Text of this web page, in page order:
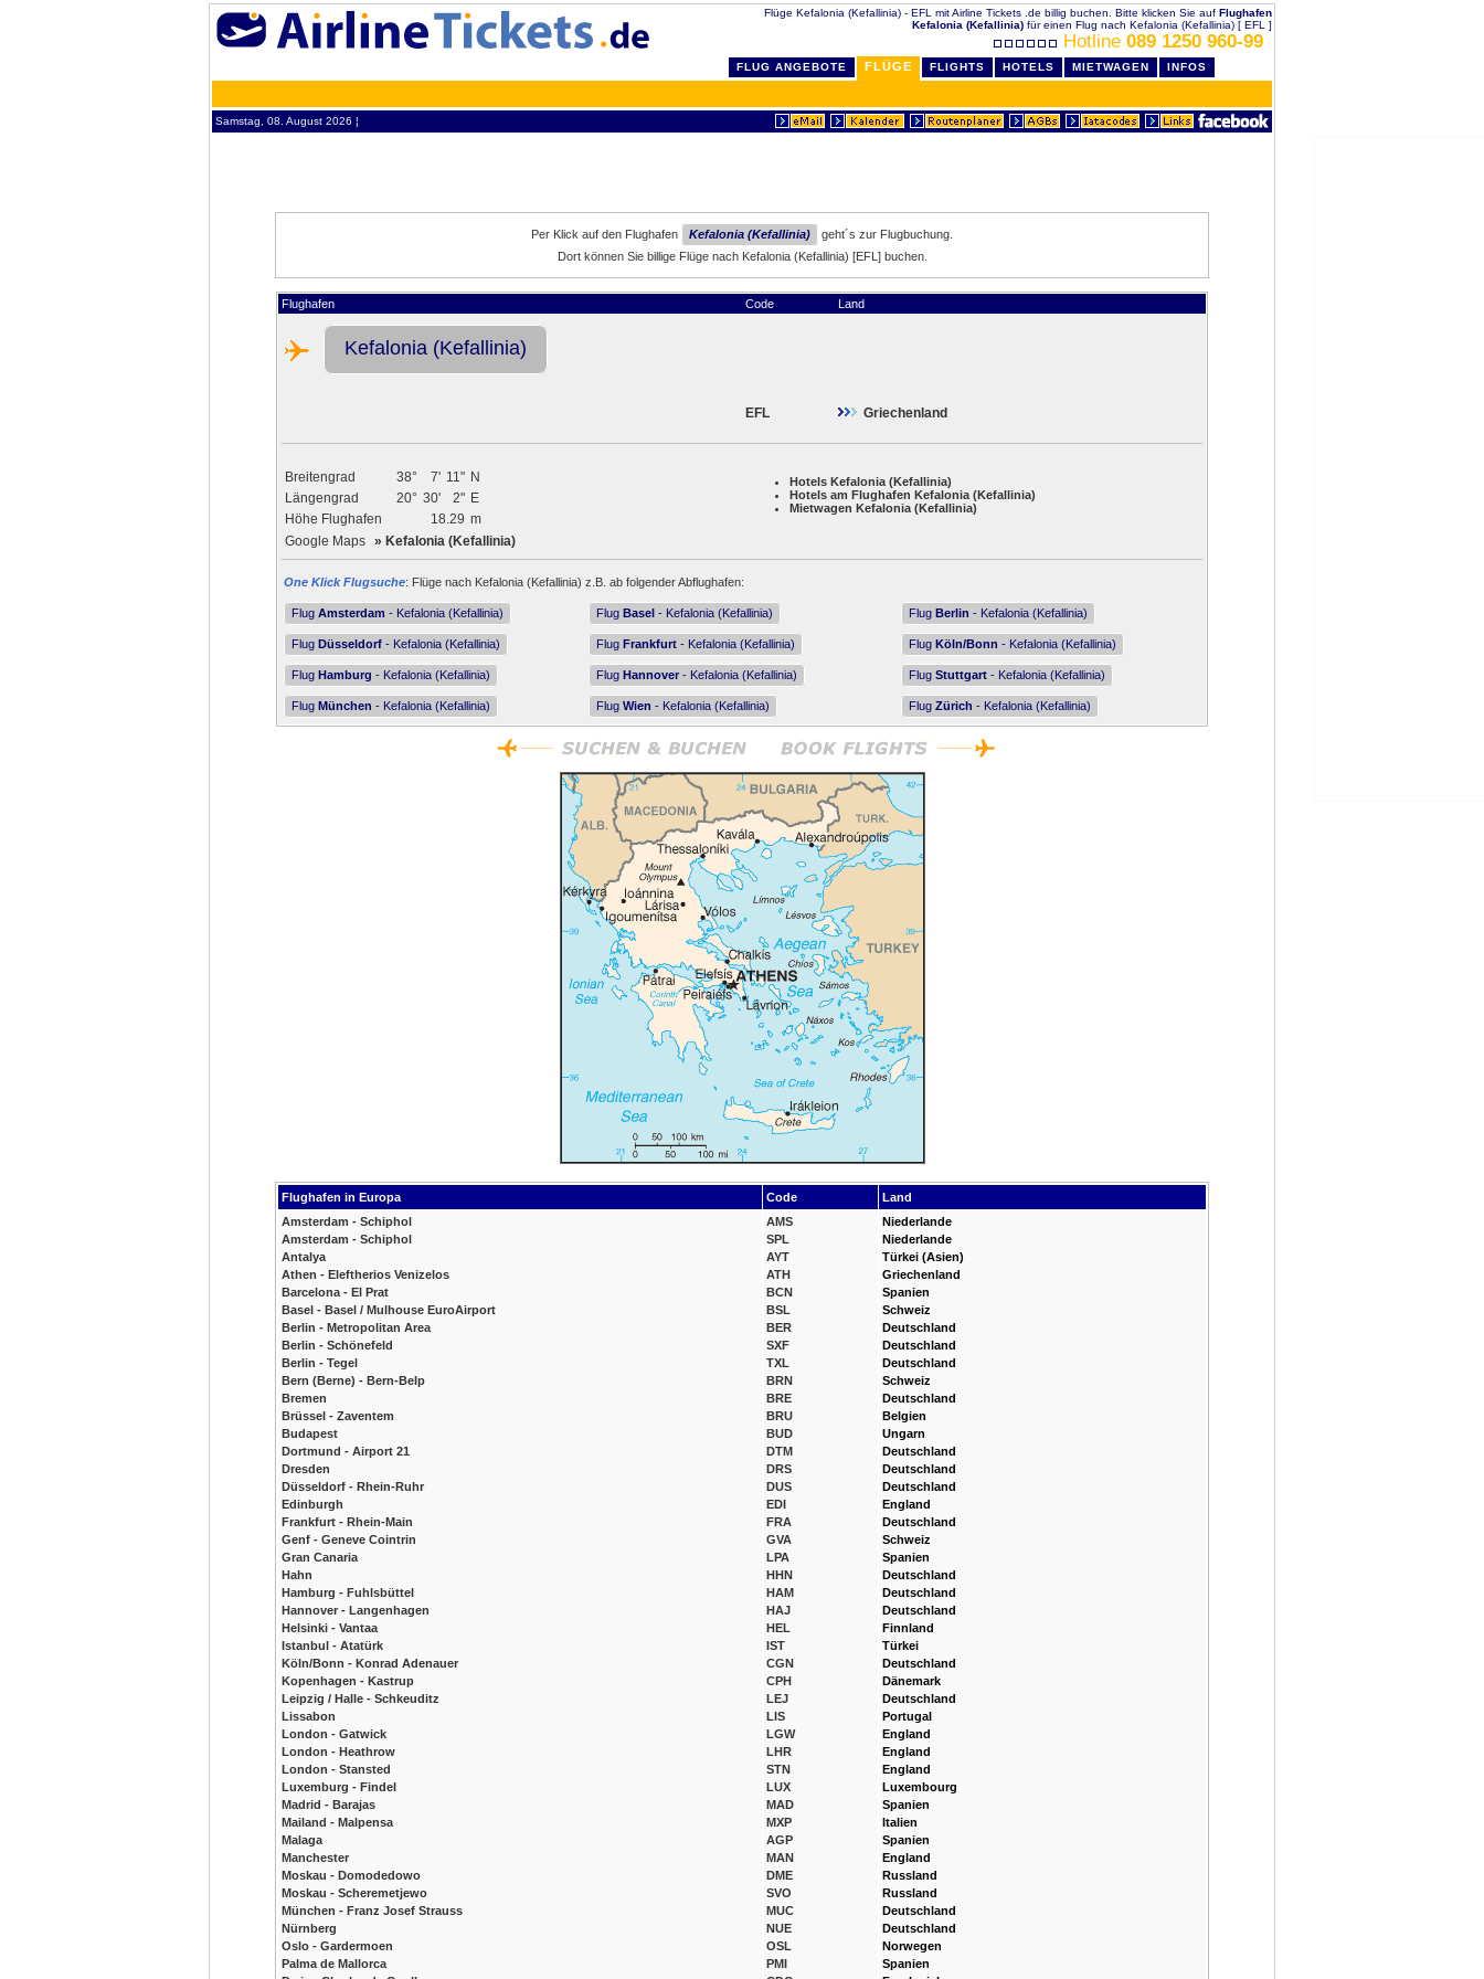
Flüge Kefalonia (Kefallinia) - EFL mit Airline Tickets .de billig buchen. Bitte klicken Sie auf Flughafen
Kefalonia (Kefallinia) für einen Flug nach Kefalonia (Kefallinia) [ EFL ]
Hotline 089 1250 960-99
FLUG ANGEBOTE FLÜGE FLIGHTS HOTELS MIETWAGEN INFOS
Samstag, 08. August 2026 ¦
Per Klick auf den Flughafen Kefalonia (Kefallinia)
geht´s zur Flugbuchung.
Dort können Sie billige Flüge nach Kefalonia (Kefallinia) [EFL] buchen.
Flughafen Code Land
Kefalonia (Kefallinia)
EFL Griechenland
Breitengrad 38° 7' 11" N
Längengrad
20° 30' 2" E
Höhe Flughafen
18.29 m
Google Maps » Kefalonia (Kefallinia)
Hotels Kefalonia (Kefallinia)
Hotels am Flughafen Kefalonia (Kefallinia)
Mietwagen Kefalonia (Kefallinia)
One Klick Flugsuche: Flüge nach Kefalonia (Kefallinia) z.B. ab folgender Abflughafen:
Flug Amsterdam - Kefalonia (Kefallinia) Flug Basel - Kefalonia (Kefallinia) Flug Berlin - Kefalonia (Kefallinia)
Flug Düsseldorf - Kefalonia (Kefallinia) Flug Frankfurt - Kefalonia (Kefallinia) Flug Köln/Bonn - Kefalonia (Kefallinia)
Flug Hamburg - Kefalonia (Kefallinia) Flug Hannover - Kefalonia (Kefallinia) Flug Stuttgart - Kefalonia (Kefallinia)
Flug München - Kefalonia (Kefallinia) Flug Wien - Kefalonia (Kefallinia) Flug Zürich - Kefalonia (Kefallinia)
Flughafen in Europa Code
Land
Amsterdam - Schiphol
Amsterdam - Schiphol
Antalya
Athen - Eleftherios Venizelos
Barcelona - El Prat
Basel - Basel / Mulhouse EuroAirport
Berlin - Metropolitan Area
Berlin - Schönefeld
Berlin - Tegel
Bern (Berne) - Bern-Belp
Bremen
Brüssel - Zaventem
Budapest
Dortmund - Airport 21
Dresden
Düsseldorf - Rhein-Ruhr
Edinburgh
Frankfurt - Rhein-Main
Genf - Geneve Cointrin
Gran Canaria
Hahn
Hamburg - Fuhlsbüttel
Hannover - Langenhagen
Helsinki - Vantaa
Istanbul - Atatürk
Köln/Bonn - Konrad Adenauer
Kopenhagen - Kastrup
Leipzig / Halle - Schkeuditz
Lissabon
London - Gatwick
London - Heathrow
London - Stansted
Luxemburg - Findel
Madrid - Barajas
Mailand - Malpensa
Malaga
Manchester
Moskau - Domodedowo
Moskau - Scheremetjewo
München - Franz Josef Strauss
Nürnberg
Oslo - Gardermoen
Palma de Mallorca
AMS
SPL
AYT
ATH
BCN
BSL
BER
SXF
TXL
BRN
BRE
BRU
BUD
DTM
DRS
DUS
EDI
FRA
GVA
LPA
HHN
HAM
HAJ
HEL
IST
CGN
CPH
LEJ
LIS
LGW
LHR
STN
LUX
MAD
MXP
AGP
MAN
DME
SVO
MUC
NUE
OSL
PMI
Niederlande
Niederlande
Türkei (Asien)
Griechenland
Spanien
Schweiz
Deutschland
Deutschland
Deutschland
Schweiz
Deutschland
Belgien
Ungarn
Deutschland
Deutschland
Deutschland
England
Deutschland
Schweiz
Spanien
Deutschland
Deutschland
Deutschland
Finnland
Türkei
Deutschland
Dänemark
Deutschland
Portugal
England
England
England
Luxembourg
Spanien
Italien
Spanien
England
Russland
Russland
Deutschland
Deutschland
Norwegen
Spanien